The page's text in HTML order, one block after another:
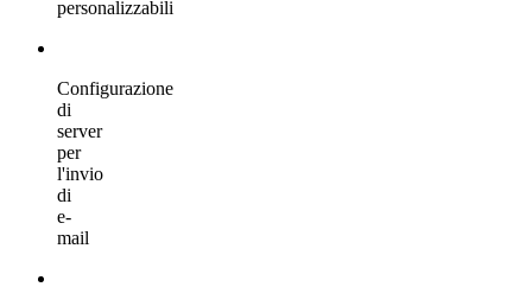
personalizzabili
Configurazione
di
server
per
l'invio
di
e-
mail